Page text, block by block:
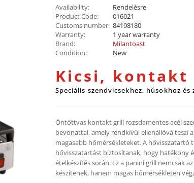
Availability:
Rendelésre
Product Code:
016021
Customs number: 84198180
Warranty:
1 year warranty
Brand:
Milantoast
Condition:
New
Kicsi,
Speciális szendvicsekhez, húsokhoz és
Öntöttvas kontakt grill rozsdamentes acél
bevonattal, amely rendkívül ellenállóvá teszi
magasabb hőmérsékleteket. A hővisszatartó
hővisszatartást biztosítanak, hogy hatékony
ételkészítés során. Ez a panini grill nemcsak
készítenek, hanem magas hőmérsékleten